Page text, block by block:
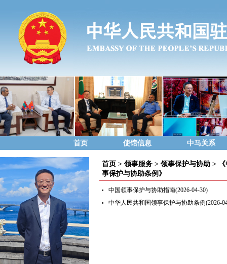
首页 使馆信息 中马关系
首页 > 领事服务 > 领事保护与协助 >
事保护与协助条例》
中国领事保护与协助指南(2026-04-30)
中华人民共和国领事保护与协助条例(2026-